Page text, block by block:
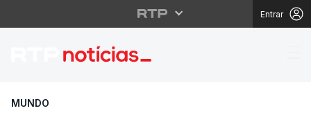
Entrar
Trump convidou Putin
MUNDO